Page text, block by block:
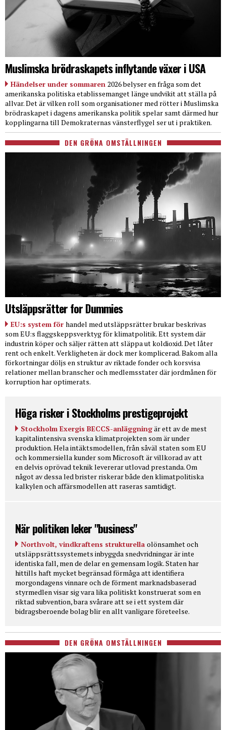
Muslimska brödraskapets inflytande växer i USA
Händelser under sommaren 2026 belyser en fråga som det
amerikanska politiska etablissemanget länge undvikit att ställa på
allvar. Det är vilken roll som organisationer med rötter i Muslimska
brödraskapet i dagens amerikanska politik spelar samt därmed hur
kopplingarna till Demokraternas vänsterflygel ser ut i praktiken.
DEN GRÖNA OMSTÄLLNINGEN
Utsläppsrätter for Dummies
EU:s system för handel med utsläppsrätter brukar beskrivas
som EU:s flaggskeppsverktyg för klimatpolitik. Ett system där
industrin köper och säljer rätten att släppa ut koldioxid. Det låter
rent och enkelt. Verkligheten är dock mer komplicerad. Bakom alla
förkortningar döljs en struktur av riktade fonder och korsvisa
relationer mellan branscher och medlemsstater där jordmånen för
korruption har optimerats.
Höga risker i Stockholms prestigeprojekt
Stockholm Exergis BECCS-anläggningär ett av de mest
kapitalintensiva svenska klimatprojekten som är under
produktion. Hela intäktsmodellen, från såväl staten som EU
och kommersiella kunder som Microsoft är villkorad av att
en delvis oprövad teknik levererar utlovad prestanda. Om
något av dessa led brister riskerar både den klimatpolitiska
kalkylen och affärsmodellen att raseras samtidigt.
När politiken leker "business"
Northvolt, vindkraftens strukturella olönsamhet och
utsläppsrättssystemets inbyggda snedvridningar är inte
identiska fall, men de delar en gemensam logik. Staten har
hittills haft mycket begränsad förmåga att identifiera
morgondagens vinnare och de förment marknadsbaserad
styrmedlen visar sig vara lika politiskt konstruerat som en
riktad subvention, bara svårare att se i ett system där
bidragsberoende bolag blir en allt vanligare företeelse.
DEN GRÖNA OMSTÄLLNINGEN